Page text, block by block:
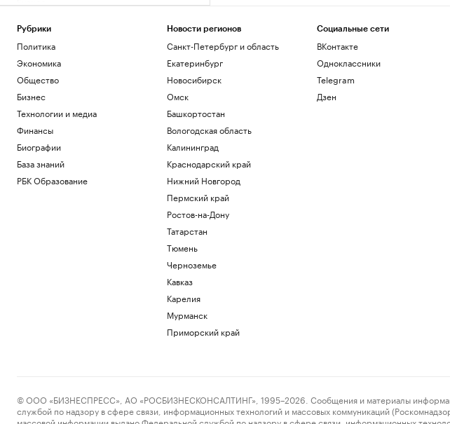
эволюция и мифы Петербурга
Стиль
вкладам после заседания ЦБ
Инвестиции
США выделят $1 млрд на поддержку
нового президента Колумбии
Политика
созданному США альянсу «Щит
Америк»
Политика
положения» из-за обстрелов трассы
Губернатор Севастополя заявил об
Рубрики
Политика
Экономика
Общество
Бизнес
Технологии и медиа
Финансы
Биографии
База знаний
РБК Образование
Новости регионов
Санкт-Петербург и область
Екатеринбург
Новосибирск
Омск
Башкортостан
Вологодская область
Калининград
Краснодарский край
Нижний Новгород
Пермский край
Ростов-на-Дону
Татарстан
Тюмень
Черноземье
Кавказ
Карелия
Мурманск
Приморский край
Социальные сети
ВКонтакте
Одноклассники
Telegram
Дзен
© ООО «БИЗНЕСПРЕСС», АО «РОСБИЗНЕСКОНСАЛТИНГ», 1995–2026. Сообщения и материалы
службой по надзору в сфере связи, информационных технологий и массовых коммуникаций